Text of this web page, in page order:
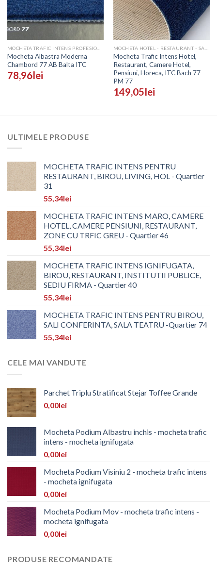
Mocheta Albastra Moderna
Chambord 77 AB Balta ITC
78,96lei
Mocheta Trafic Intens Hotel,
Restaurant, Camere Hotel,
Pensiuni, Horeca, ITC Bach 77
PM 77
149,05lei
ULTIMELE PRODUSE
MOCHETA TRAFIC INTENS PENTRU
RESTAURANT, BIROU, LIVING, HOL - Quartier
31
55,34lei
MOCHETA TRAFIC INTENS MARO, CAMERE
HOTEL, CAMERE PENSIUNI, RESTAURANT,
ZONE CU TRFIC GREU - Quartier 46
55,34lei
MOCHETA TRAFIC INTENS IGNIFUGATA,
BIROU, RESTAURANT, INSTITUTII PUBLICE,
SEDIU FIRMA - Quartier 40
55,34lei
MOCHETA TRAFIC INTENS PENTRU BIROU,
SALI CONFERINTA, SALA TEATRU -Quartier 74
55,34lei
CELE MAI VANDUTE
Parchet Triplu Stratificat Stejar Toffee Grande
0,00lei
Mocheta Podium Albastru inchis - mocheta trafic
intens - mocheta ignifugata
0,00lei
Mocheta Podium Visiniu 2 - mocheta trafic intens
- mocheta ignifugata
0,00lei
Mocheta Podium Mov - mocheta trafic intens -
mocheta ignifugata
0,00lei
PRODUSE RECOMANDATE